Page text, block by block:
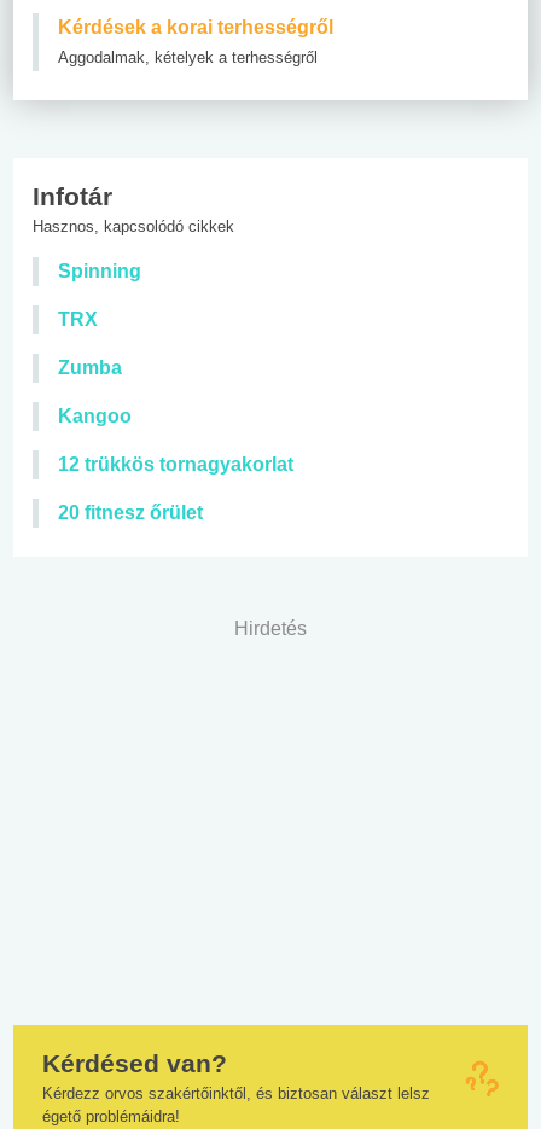
Kérdések a korai terhességről
Aggodalmak, kételyek a terhességről
Infotár
Hasznos, kapcsolódó cikkek
Spinning
TRX
Zumba
Kangoo
12 trükkös tornagyakorlat
20 fitnesz őrület
Hirdetés
Kérdésed van?
Kérdezz orvos szakértőinktől, és biztosan választ lelsz
égető problémáidra!